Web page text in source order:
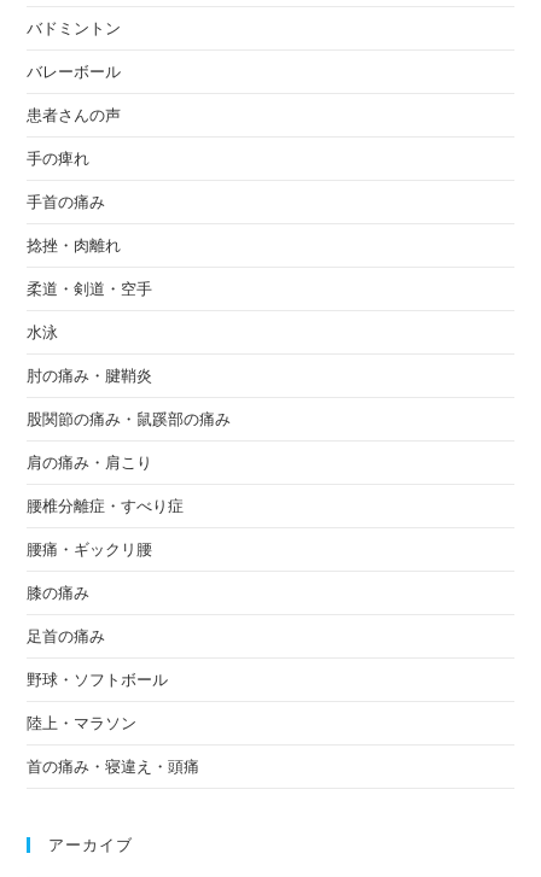
バドミントン
バレーボール
患者さんの声
手の痺れ
手首の痛み
捻挫・肉離れ
柔道・剣道・空手
水泳
肘の痛み・腱鞘炎
股関節の痛み・鼠蹊部の痛み
肩の痛み・肩こり
腰椎分離症・すべり症
腰痛・ギックリ腰
膝の痛み
足首の痛み
野球・ソフトボール
陸上・マラソン
首の痛み・寝違え・頭痛
アーカイブ